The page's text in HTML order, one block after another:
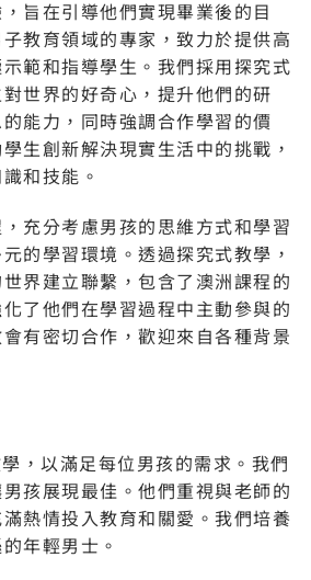
旨在引導他們實現畢業後的目
教育領域的專家，致力於提供高
範和指導學生。我們採用探究式
世界的好奇心，提升他們的研
能力，同時強調合作學習的價
生創新解決現實生活中的挑戰，
和技能。
充分考慮男孩的思維方式和學習
的學習環境。透過探究式教學，
界建立聯繫，包含了澳洲課程的
了他們在學習過程中主動參與的
有密切合作，歡迎來自各種背景
，以滿足每位男孩的需求。我們
孩展現最佳。他們重視與老師的
熱情投入教育和關愛。我們培養
年輕男士。